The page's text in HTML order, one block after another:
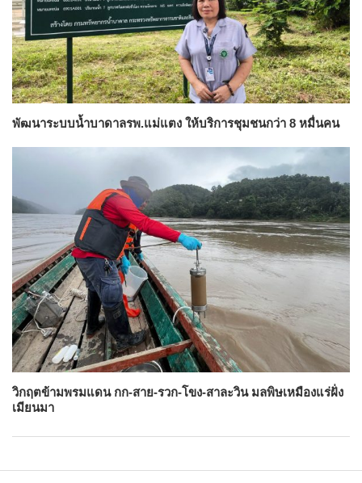
พัฒนาระบบน้ำบาดาลรพ.แม่แตง ให้บริการชุมชนกว่า 8 หมื่นคน
วิกฤตข้ามพรมแดน กก-สาย-รวก-โขง-สาละวิน มลพิษเหมืองแร่ฝั่ง
เมียนมา